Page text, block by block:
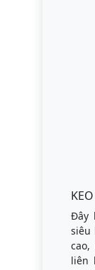
Đây
siêu
liên